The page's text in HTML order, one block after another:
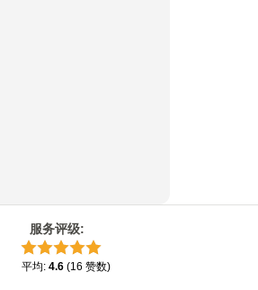
服务评级:
平均: 4.6 (16 赞数)